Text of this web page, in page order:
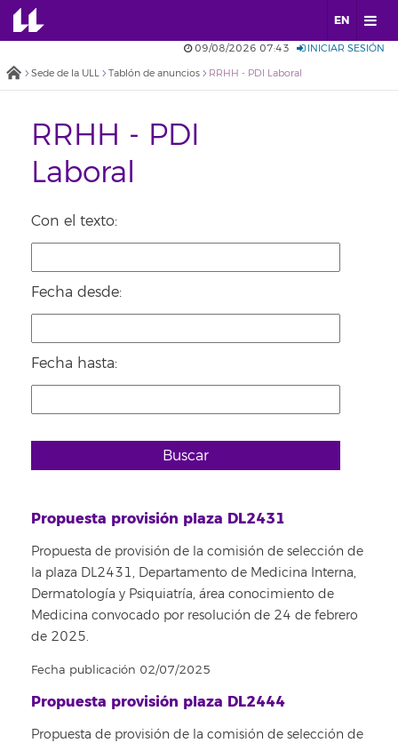
EN
09/08/2026 07:43 INICIAR SESIÓN
Sede de la ULL Tablón de anuncios RRHH - PDI Laboral
RRHH - PDI
Laboral
Con el texto:
Fecha desde:
Fecha hasta:
Buscar
Propuesta provisión plaza DL2431
Propuesta de provisión de la comisión de selección de
la plaza DL2431, Departamento de Medicina Interna,
Dermatología y Psiquiatría, área conocimiento de
Medicina convocado por resolución de 24 de febrero
de 2025.
Fecha publicación 02/07/2025
Propuesta provisión plaza DL2444
Propuesta de provisión de la comisión de selección de